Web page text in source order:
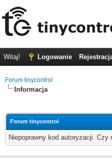
Witaj! Logowanie
Forum tinycontrol
Informacja
Forum tinycontrol
Niepoprawny kod autoryzacji.